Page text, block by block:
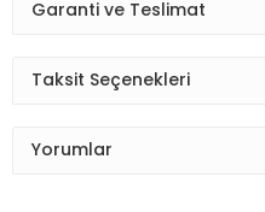
Garanti ve Teslimat
Taksit Seçenekleri
Yorumlar